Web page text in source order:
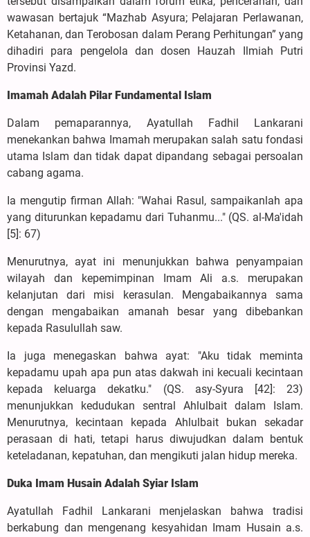
wawasan bertajuk “Mazhab Asyura; Pelajaran Perlawanan,
Ketahanan, dan Terobosan dalam Perang Perhitungan” yang
dihadiri para pengelola dan dosen Hauzah Ilmiah Putri
Provinsi Yazd.
Imamah Adalah Pilar Fundamental Islam
Dalam pemaparannya, Ayatullah Fadhil Lankarani
menekankan bahwa Imamah merupakan salah satu fondasi
utama Islam dan tidak dapat dipandang sebagai persoalan
cabang agama.
Ia mengutip firman Allah: "Wahai Rasul, sampaikanlah apa
yang diturunkan kepadamu dari Tuhanmu..." (QS. al-Ma'idah
[5]: 67)
Menurutnya, ayat ini menunjukkan bahwa penyampaian
wilayah dan kepemimpinan Imam Ali a.s. merupakan
kelanjutan dari misi kerasulan. Mengabaikannya sama
dengan mengabaikan amanah besar yang dibebankan
kepada Rasulullah saw.
Ia juga menegaskan bahwa ayat: "Aku tidak meminta
kepadamu upah apa pun atas dakwah ini kecuali kecintaan
kepada keluarga dekatku." (QS. asy-Syura [42]: 23)
menunjukkan kedudukan sentral Ahlulbait dalam Islam.
Menurutnya, kecintaan kepada Ahlulbait bukan sekadar
perasaan di hati, tetapi harus diwujudkan dalam bentuk
keteladanan, kepatuhan, dan mengikuti jalan hidup mereka.
Duka Imam Husain Adalah Syiar Islam
Ayatullah Fadhil Lankarani menjelaskan bahwa tradisi
berkabung dan mengenang kesyahidan Imam Husain a.s.